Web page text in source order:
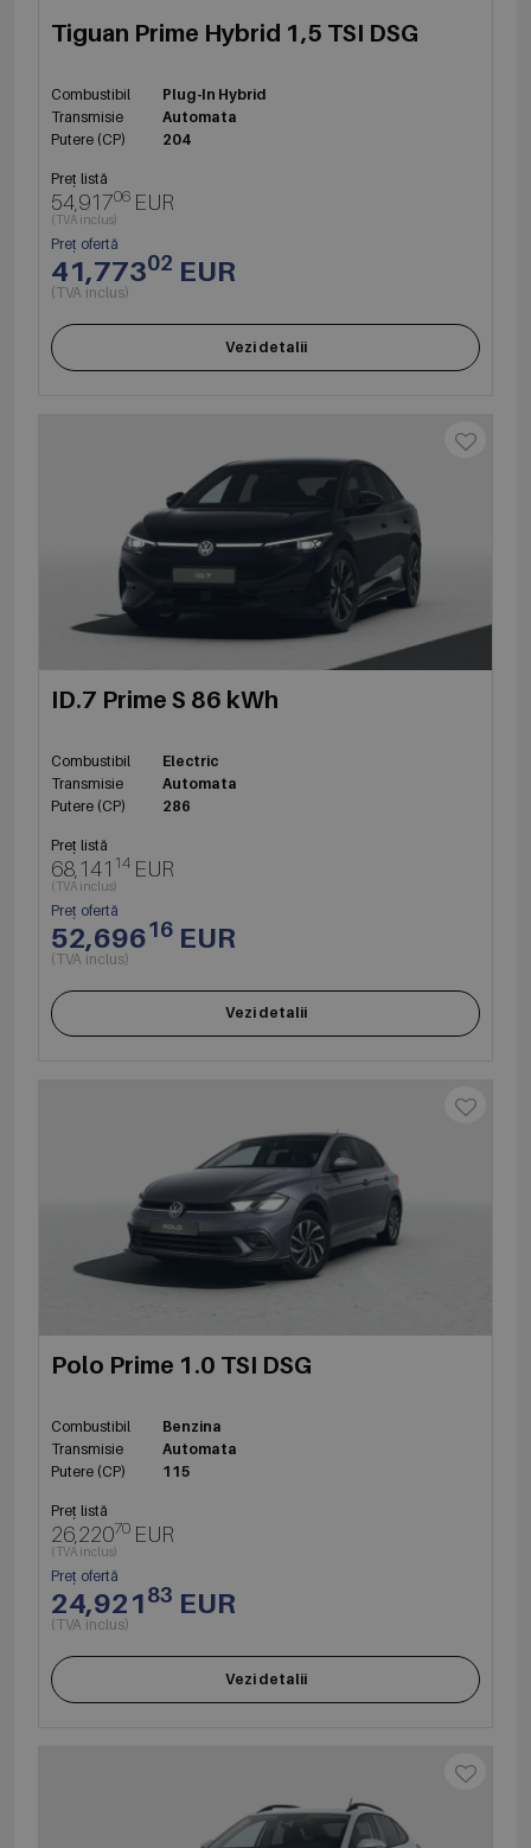
Tiguan Prime Hybrid 1,5 TSI DSG
Combustibil
Plug-In Hybrid
Transmisie
Automata
Putere (CP)
204
Preț listă
54,91706 EUR
(TVA inclus)
Preț ofertă
41,77302 EUR
(TVA inclus)
Vezi detalii
ID.7 Prime S 86 kWh
Combustibil
Electric
Transmisie
Automata
Putere (CP)
286
Preț listă
68,141 14 EUR
(TVA inclus)
Preț ofertă
52,69616 EUR
(TVA inclus)
Vezi detalii
Polo Prime 1.0 TSI DSG
Combustibil
Benzina
Transmisie
Automata
Putere (CP)
115
Preț listă
26,22070 EUR
(TVA inclus)
Preț ofertă
24,92183 EUR
(TVA inclus)
Vezi detalii